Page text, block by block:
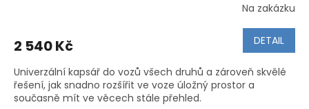
je
z
5
hvězdiček.
Na zakázku
2 540 Kč DETAIL
Univerzální kapsář do vozů všech druhů a zároveň skvělé
řešení, jak snadno rozšířit ve voze úložný prostor a
současně mít ve věcech stále přehled.